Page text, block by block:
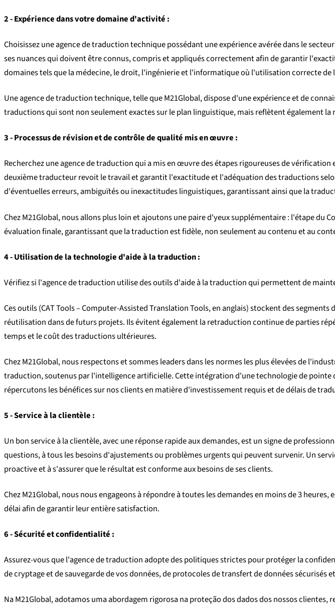
2 - Expérience dans votre domaine d'activité :
Choisissez une agence de traduction technique possédant une expérience avérée dans le
ses nuances qui doivent être connus, compris et appliqués correctement afin de garantir
domaines tels que la médecine, le droit, l'ingénierie et l'informatique où l'utilisation correcte
Une agence de traduction technique, telle que M21Global, dispose d'une expérience et de
traductions qui sont non seulement exactes sur le plan linguistique, mais reflètent également
3 - Processus de révision et de contrôle de qualité mis en œuvre :
Recherchez une agence de traduction qui a mis en œuvre des étapes rigoureuses de
deuxième traducteur revoit le travail et garantit l'exactitude et l'adéquation des traductions
d'éventuelles erreurs, ambiguïtés ou inexactitudes linguistiques, garantissant ainsi que la
Chez M21Global, nous allons plus loin et ajoutons une paire d'yeux supplémentaire : l'étape
évaluation finale, garantissant que la traduction est fidèle, non seulement au contenu et au
4 - Utilisation de la technologie d'aide à la traduction :
Vérifiez si l'agence de traduction utilise des outils d'aide à la traduction qui permettent de
Ces outils (CAT Tools –Computer-Assisted Translation Tools, en anglais) stockent des
réutilisation dans de futurs projets. Ils évitent également la retraduction continue de parties
temps et le coût des traductions ultérieures.
Chez M21Global, nous respectons et sommes leaders dans les normes les plus élevées de
traduction, soutenus par l'intelligence artificielle. Cette intégration d'une technologie de
répercutons les bénéfices sur nos clients en matière d'investissement requis et de délais de
5 - Service à la clientèle :
Un bon service à la clientèle, avec une réponse rapide aux demandes, est un signe de
questions, à tous les besoins d'ajustements ou problèmes urgents qui peuvent survenir. Un
proactive et à s'assurer que le résultat est conforme aux besoins de ses clients.
Chez M21Global, nous nous engageons à répondre à toutes les demandes en moins de 3
délai afin de garantir leur entière satisfaction.
6 - Sécurité et confidentialité :
Assurez-vous que l'agence de traduction adopte des politiques strictes pour protéger la
de cryptage et de sauvegarde de vos données, de protocoles de transfert de données
Na M21Global, adotamos uma abordagem rigorosa na proteção dos dados dos nossos